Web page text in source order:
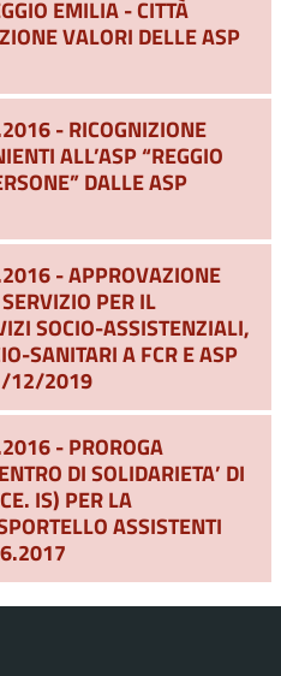
EMILIA - CITTÀ
VALORI DELLE ASP
- RICOGNIZIONE
ALL’ASP “REGGIO
DALLE ASP
- APPROVAZIONE
PER IL
SOCIO-ASSISTENZIALI,
SANITARI A FCR E ASP
12/2019
- PROROGA
DI SOLIDARIETA’ DI
IS) PER LA
ASSISTENTI